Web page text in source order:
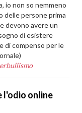
io non so nemmeno
delle persone prima
devono avere un
di esistere
di compenso per le
l'odio online